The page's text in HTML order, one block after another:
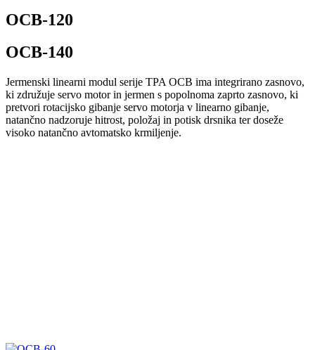
OCB-120
OCB-140
Jermenski linearni modul serije TPA OCB ima integrirano zasnovo,
ki združuje servo motor in jermen s popolnoma zaprto zasnovo, ki
pretvori rotacijsko gibanje servo motorja v linearno gibanje,
natančno nadzoruje hitrost, položaj in potisk drsnika ter doseže
visoko natančno avtomatsko krmiljenje.